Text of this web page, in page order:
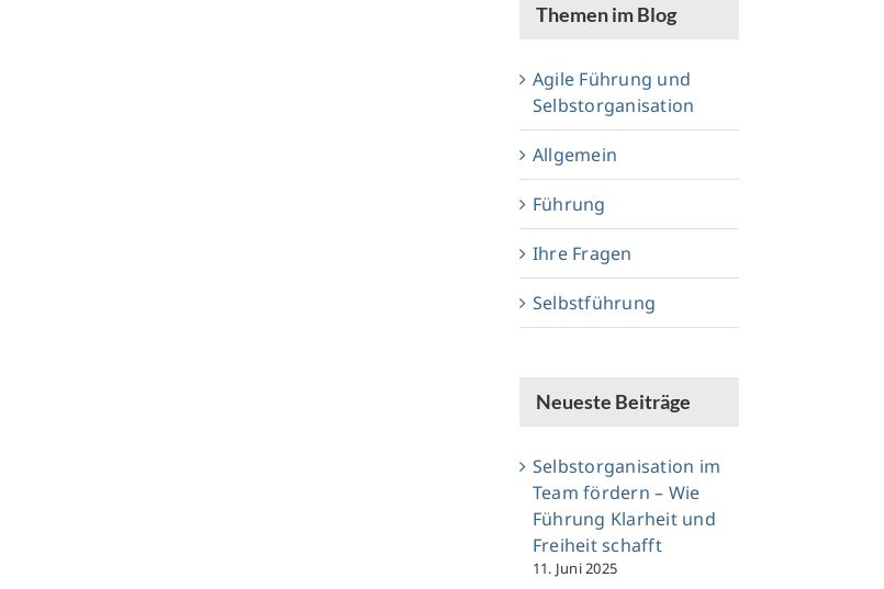
Themen im Blog
Agile Führung und
Selbstorganisation
Allgemein
Führung
Ihre Fragen
Selbstführung
Neueste Beiträge
Selbstorganisation im
Team fördern – Wie
Führung Klarheit und
Freiheit schafft
11. Juni 2025